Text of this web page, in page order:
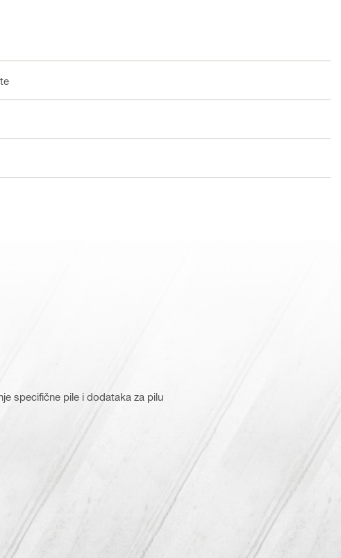
specifične pile i dodataka za pilu